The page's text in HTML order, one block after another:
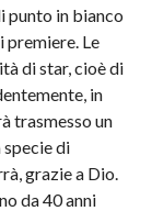
punto in bianco
premiere. Le
di star, cioè di
in
trasmesso un
specie di
grazie a Dio.
da 40 anni